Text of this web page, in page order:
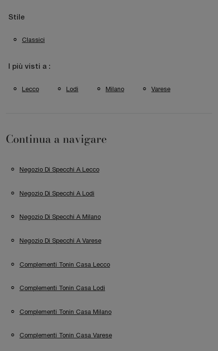
Stile
Classici
I più visti a :
Lecco Lodi Milano Varese
Continua a navigare
Negozio Di Specchi A Lecco
Negozio Di Specchi A Lodi
Negozio Di Specchi A Milano
Negozio Di Specchi A Varese
Complementi Tonin Casa Lecco
Complementi Tonin Casa Lodi
Complementi Tonin Casa Milano
Complementi Tonin Casa Varese